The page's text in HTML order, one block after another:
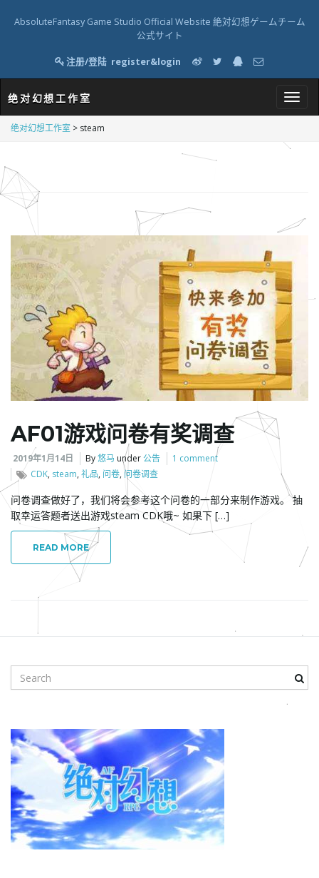
AbsoluteFantasy Game Studio Official Website 絶対幻想ゲームチーム
公式サイト
注册/登陆 register&login
g
l
i
绝对幻想工作室
绝对幻想工作室 > steam
AF01游戏问卷有奖调查
2019年1月14日 By悠马 under公告
1 comment
CDK, steam,礼品, 问卷, 问卷调查
问卷调查做好了，我们将会参考这个问卷的一部分来制作游戏。 抽
取幸运答题者送出游戏steam CDK哦~ 如果下 […]
READ MORE
e
c
h
k
e
y
w
o
r